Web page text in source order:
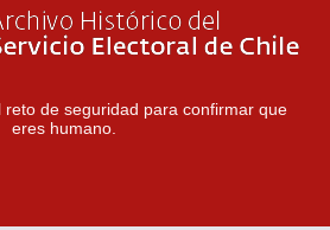
reto de seguridad para confirmar que
eres humano.